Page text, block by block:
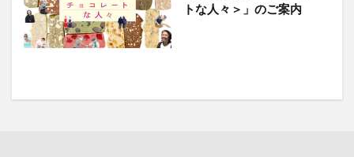
トな人々＞」のご案内